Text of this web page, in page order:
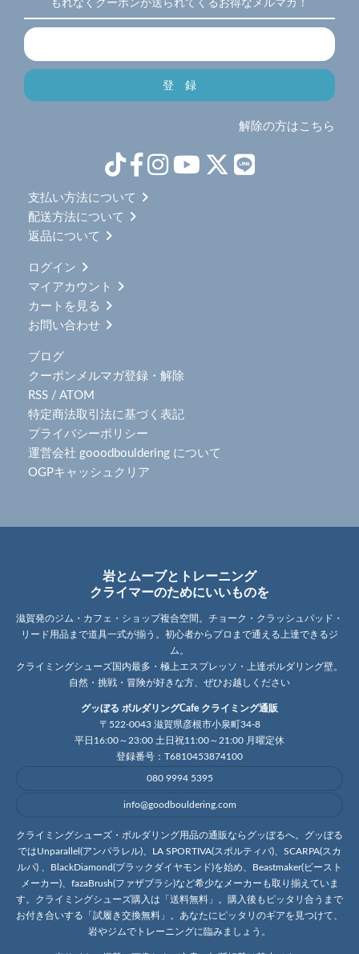
もれなくクーポンが送られてくるお得なメルマガ！
解除の方はこちら
支払い方法について
配送方法について
返品について
ログイン
マイアカウント
カートを見る
お問い合わせ
ブログ
クーポンメルマガ登録・解除
RSS / ATOM
特定商法取引法に基づく表記
プライバシーポリシー
運営会社 gooodbouldering について
OGPキャッシュクリア
岩とムーブとトレーニング
クライマーのためにいいものを
滋賀発のジム・カフェ・ショップ複合空間。チョーク・クラッシュパッド・
リード用品まで道具一式が揃う。初心者からプロまで通える上達できるジ
ム。
クライミングシューズ国内最多・極上エスプレッソ・上達ボルダリング壁。
自然・挑戦・冒険が好きな方、ぜひお越しください
グッぼる ボルダリングCafe クライミング通販
〒522-0043 滋賀県彦根市小泉町34-8
平日16:00～23:00 土日祝11:00～21:00 月曜定休
登録番号：T6810453874100
080 9994 5395
info@goodbouldering.com
クライミングシューズ・ボルダリング用品の通販ならグッぼるへ。グッぼる
ではUnparallel(アンパラレル)、LA SPORTIVA(スポルティバ)、SCARPA(スカ
ルパ) 、BlackDiamond(ブラックダイヤモンド)を始め、Beastmaker(ビースト
メーカー)、fazaBrush(ファザブラシ)など希少なメーカーも取り揃えていま
す。クライミングシューズ購入は「送料無料」。購入後もピッタリ合うまで
お付き合いする「試履き交換無料」。あなたにピッタリのギアを見つけて、
岩やジムでトレーニングに臨みましょう。